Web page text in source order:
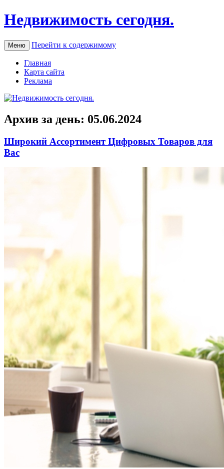
Недвижимость сегодня.
Меню Перейти к содержимому
Главная
Карта сайта
Реклама
Архив за день: 05.06.2024
Широкий Ассортимент Цифровых Товаров для
Вас